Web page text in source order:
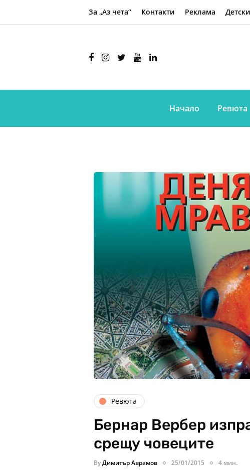
За „Аз чета“ Контакти Реклама
Начало Ревюта
Ревюта
Бернар Вербер
срещу човеците
ByДимитър Аврамов 25/01/2015 4 мин.